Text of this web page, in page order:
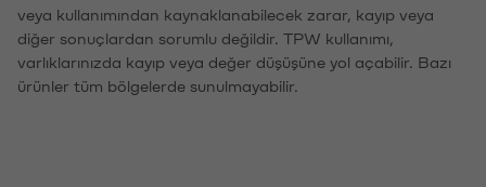
veya kullanımından kaynaklanabilecek zarar, kayıp veya
diğer sonuçlardan sorumlu değildir. TPW kullanımı,
varlıklarınızda kayıp veya değer düşüşüne yol açabilir. Bazı
ürünler tüm bölgelerde sunulmayabilir.